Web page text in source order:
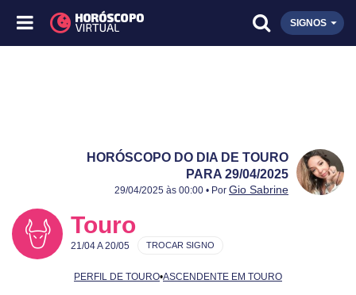
SIGNOS
HORÓSCOPO DO DIA DE TOURO
PARA 29/04/2025
Publicado:
29/04/2025
Atualizado:
29/04/2025
29/04/2025 às 00:00 • Por Gio Sabrine
Touro
21/04 A 20/05
PERFIL DE TOURO•ASCENDENTE EM TOURO
TROCAR SIGNO